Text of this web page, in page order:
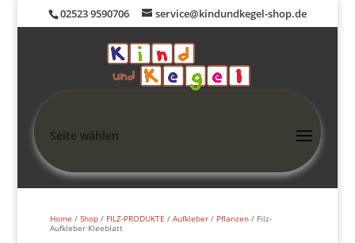
02523 9590706 service@kindundkegel-shop.de
Seite wählen
Home / Shop/ FILZ-PRODUKTE / Aufkleber/ Pflanzen/ Filz-
Aufkleber Kleeblatt